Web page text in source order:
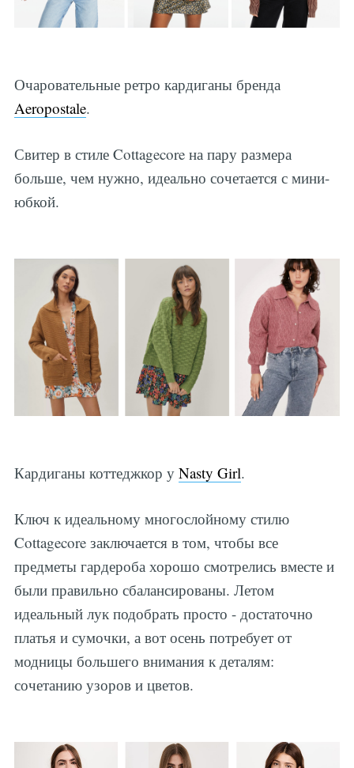
Очаровательные ретро кардиганы бренда
Aeropostale.
Свитер в стиле Cottagecore на пару размера
больше, чем нужно, идеально сочетается с мини-
юбкой.
Кардиганы коттеджкор у Nasty Girl.
Ключ к идеальному многослойному стилю
Cottagecore заключается в том, чтобы все
предметы гардероба хорошо смотрелись вместе и
были правильно сбалансированы. Летом
идеальный лук подобрать просто - достаточно
платья и сумочки, а вот осень потребует от
модницы большего внимания к деталям:
сочетанию узоров и цветов.